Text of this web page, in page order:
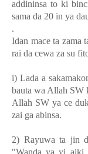
addininsa to ki
sama da 20 in ya
.
Idan mace ta zama
rai da cewa za su
i) Lada a
bauta wa Allah SW
Allah SW ya ce
zai ga abinsa.
2) Rayuwa ta jin
"Wanda ya yi aiki